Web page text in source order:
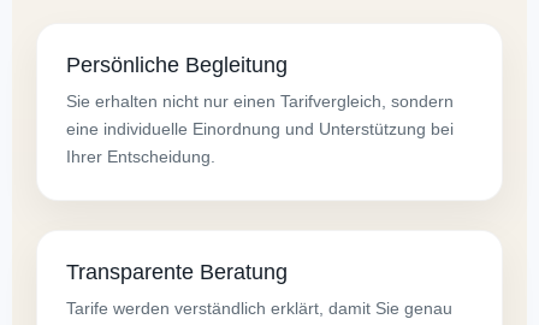
Persönliche Begleitung
Sie erhalten nicht nur einen Tarifvergleich, sondern
eine individuelle Einordnung und Unterstützung bei
Ihrer Entscheidung.
Transparente Beratung
Tarife werden verständlich erklärt, damit Sie genau